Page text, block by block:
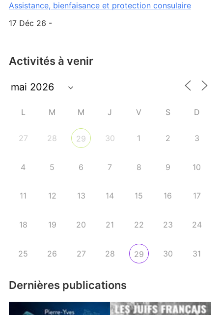
Assistance, bienfaisance et protection consulaire
17 Déc 26 -
Activités à venir
L M M J V S D
27 28 29 30 1 2 3
4 5 6 7 8 9 10
11 12 13 14 15 16 17
18 19 20 21 22 23 24
25 26 27 28 29 30 31
Dernières publications